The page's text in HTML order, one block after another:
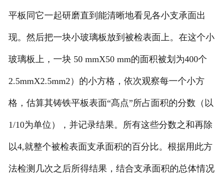
平板同它一起研磨直到 能清晰地看见各小支承面出
现。然后把一块小玻璃板放到被检表面上。在这个小
玻璃板上，一块50 mmX50 mm的面积被划为400个
2.5mmX2.5mm2 ）的小方格，依次观察每一个小方
格，估算其铸铁平板表面“髙点”所占面积的分数（以
1/10为单位），并记录结果。 所有这些分数之和再除
以4,就整个被检表面支承面积的百分比。 根据用此方
法检测几次之后所得结果，结合支承面积的总体情况